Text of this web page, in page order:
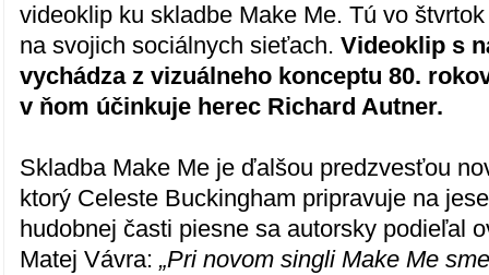
videoklip ku skladbe Make Me. Tú vo
na svojich sociálnych sieťach.Videoklip s
vychádza z vizuálneho konceptu 80.
v ňom účinkuje herec Richard Autner.
Skladba Make Me je ďalšou predzvesťou
ktorý Celeste Buckingham pripravuje na
hudobnej časti piesne sa autorsky podieľal
Matej Vávra: „Pri novom singli Make Me